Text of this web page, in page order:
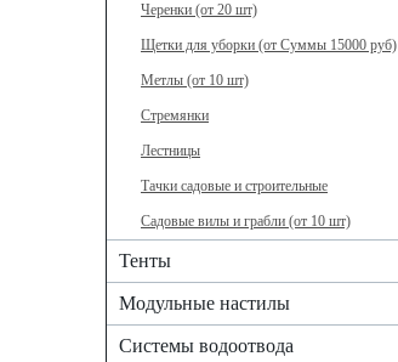
Черенки (от 20 шт)
Щетки для уборки (от Суммы 15000 руб)
Метлы (от 10 шт)
Стремянки
Лестницы
Тачки садовые и строительные
Садовые вилы и грабли (от 10 шт)
Тенты
Модульные настилы
Системы водоотвода